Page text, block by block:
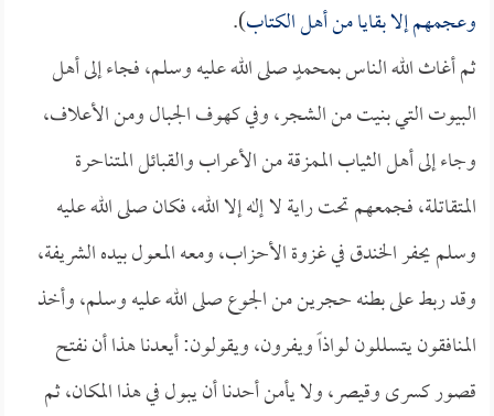
وعجمهم إلا بقايا من أهل الكتاب).
ثم أغاث الله الناس بمحمدٍ صلى الله عليه وسلم، فجاء إلى أهل
البيوت التي بنيت من الشجر، وفي كهوف الجبال ومن الأعلاف،
وجاء إلى أهل الثياب الممزقة من الأعراب والقبائل المتناحرة
المتقاتلة، فجمعهم تحت راية لا إله إلا الله، فكان صلى الله عليه
وسلم يحفر الخندق في غزوة الأحزاب، ومعه المعول بيده الشريفة،
وقد ربط على بطنه حجرين من الجوع صلى الله عليه وسلم، وأخذ
المنافقون يتسللون لواذاً ويفرون، ويقولون: أيعدنا هذا أن نفتح
قصور كسرى وقيصر، ولا يأمن أحدنا أن يبول في هذا المكان، ثم